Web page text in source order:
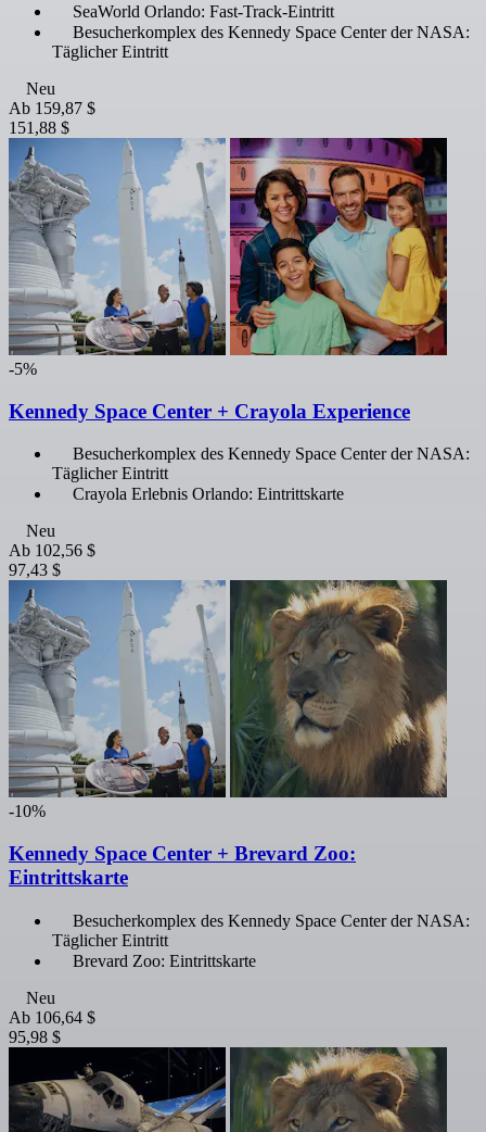
SeaWorld Orlando: Fast-Track-Eintritt
Besucherkomplex des Kennedy Space Center der NASA:
Täglicher Eintritt
Neu
Ab 159,87 $
151,88 $
-5%
Kennedy Space Center + Crayola Experience
Besucherkomplex des Kennedy Space Center der NASA:
Täglicher Eintritt
Crayola Erlebnis Orlando: Eintrittskarte
Neu
Ab 102,56 $
97,43 $
-10%
Kennedy Space Center + Brevard Zoo:
Eintrittskarte
Besucherkomplex des Kennedy Space Center der NASA:
Täglicher Eintritt
Brevard Zoo: Eintrittskarte
Neu
Ab 106,64 $
95,98 $